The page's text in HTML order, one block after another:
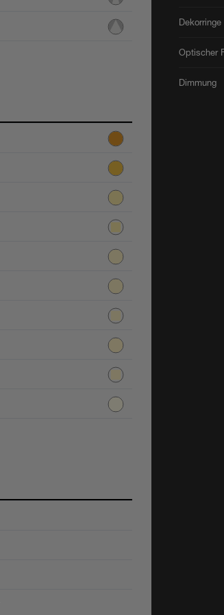
Dekorringe
Optischer
Dimmung